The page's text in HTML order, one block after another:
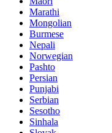
Marathi
Mongolian
Burmese
Nepali
Norwegian
Pashto
Persian
Punjabi
Serbian
Sesotho
Sinhala